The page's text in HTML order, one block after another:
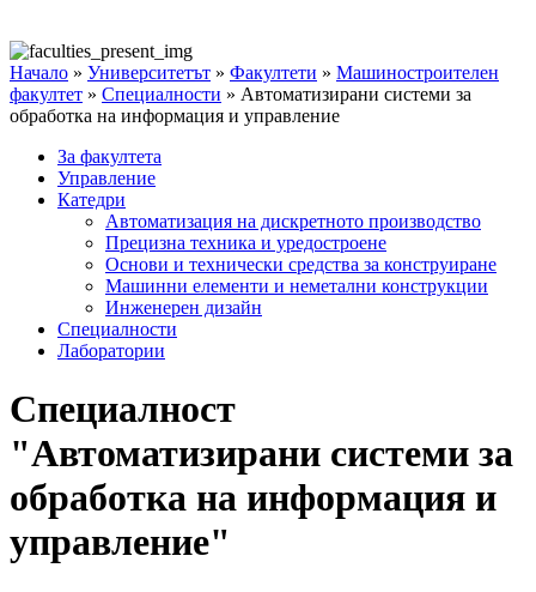
Начало » Университетът » Факултети » Машиностроителен
факултет » Специалности » Автоматизирани системи за
обработка на информация и управление
За факултета
Управление
Катедри
Автоматизация на дискретното производство
Прецизна техника и уредостроене
Основи и технически средства за конструиране
Машинни елементи и неметални конструкции
Инженерен дизайн
Специалности
Лаборатории
Специалност
"Автоматизирани системи за
обработка на информация и
управление"